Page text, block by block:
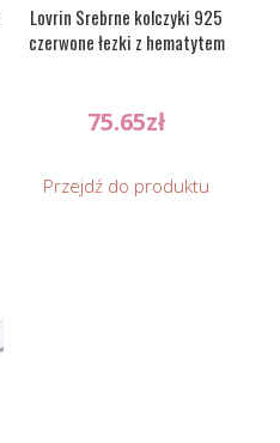
Lovrin Srebrne kolczyki 925
czerwone łezki z hematytem
75.65zł
Przejdź do produktu